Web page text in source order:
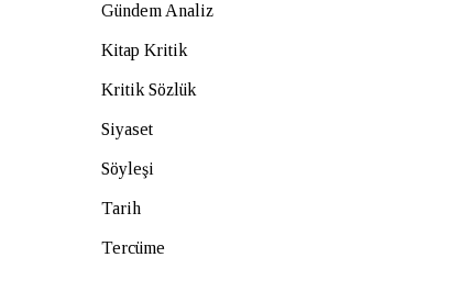
Gündem Analiz
Kitap Kritik
Kritik Sözlük
Siyaset
Söyleşi
Tarih
Tercüme